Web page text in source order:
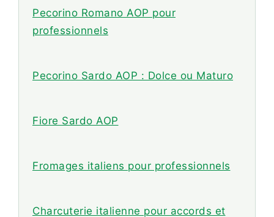
Pecorino Romano AOP pour
professionnels
Pecorino Sardo AOP : Dolce ou Maturo
Fiore Sardo AOP
Fromages italiens pour professionnels
Charcuterie italienne pour accords et